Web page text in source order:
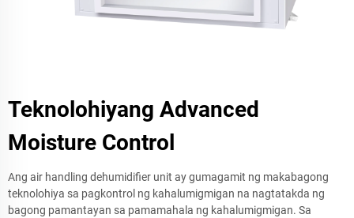
Teknolohiyang Advanced
Moisture Control
Ang air handling dehumidifier unit ay gumagamit ng makabagong
teknolohiya sa pagkontrol ng kahalumigmigan na nagtatakda ng
bagong pamantayan sa pamamahala ng kahalumigmigan. Sa